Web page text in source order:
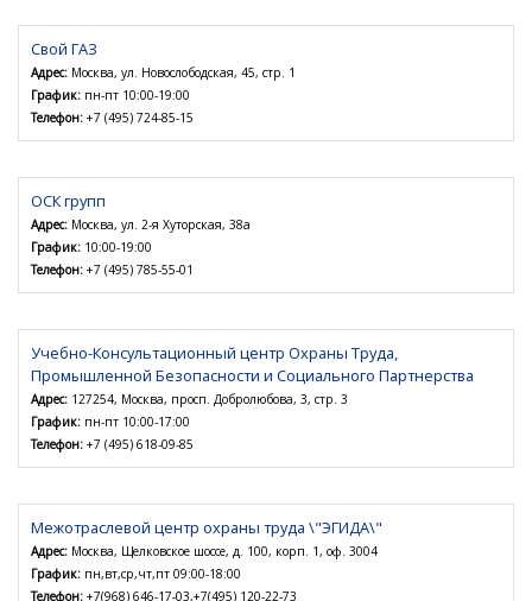
Свой ГАЗ
Адрес: Москва, ул. Новослободская, 45, стр. 1
График: пн-пт 10:00-19:00
Телефон: +7 (495) 724-85-15
ОСК групп
Адрес: Москва, ул. 2-я Хуторская, 38а
График: 10:00-19:00
Телефон: +7 (495) 785-55-01
Учебно-Консультационный центр Охраны Труда,
Промышленной Безопасности и Социального Партнерства
Адрес: 127254, Москва, просп. Добролюбова, 3, стр. 3
График: пн-пт 10:00-17:00
Телефон: +7 (495) 618-09-85
Межотраслевой центр охраны труда \"ЭГИДА\"
Адрес: Москва, Щелковское шоссе, д. 100, корп. 1, оф. 3004
График: пн,вт,ср,чт,пт 09:00-18:00
Телефон: +7(968) 646-17-03,+7(495) 120-22-73